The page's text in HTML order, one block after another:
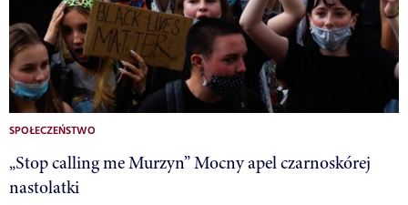
SPOŁECZEŃSTWO
„Stop calling me Murzyn” Mocny apel czarnoskórej
nastolatki